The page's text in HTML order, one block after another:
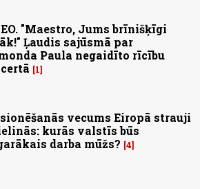
"Maestro, Jums brīnišķīgi
Ļaudis sajūsmā par
Paula negaidīto rīcību
1
vecums Eiropā strauji
kurās valstīs būs
darba mūžs? 4